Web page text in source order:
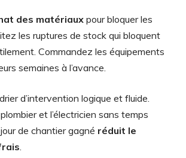
des matériaux pour bloquer les
les ruptures de stock qui bloquent
Commandez les équipements
semaines à l’avance.
d’intervention logique et fluide.
et l’électricien sans temps
de chantier gagné réduit le
.